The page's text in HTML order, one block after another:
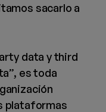
sacarlo a
data y third
es toda
plataformas